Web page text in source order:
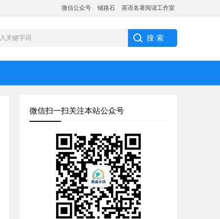
微信公众号 铺路石 英语名著阅读工作室
微信扫一扫关注本站公众号